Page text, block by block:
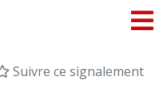
Suivre ce signalement